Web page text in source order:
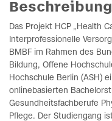
Beschreibung
Das Projekt HCP „Health
Interprofessionelle
BMBF im Rahmen des
Bildung, Offene
Hochschule Berlin (ASH)
onlinebasierten
Gesundheitsfachberufe
Pflege. Der Studiengang